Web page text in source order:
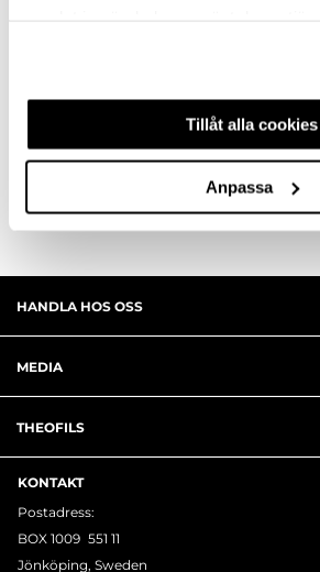
Tillåt alla cookies
Anpassa
FRÅGA OM PRODUKT
RECENSIONER
HANDLA HOS OSS
MEDIA
THEOFILS
KONTAKT
Postadress:
BOX 1009 551 11
Jönköping, Sweden